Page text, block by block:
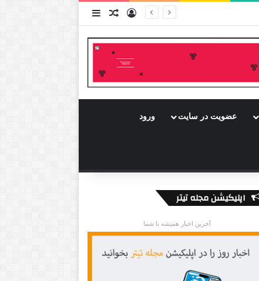
ورودنوشته تصادفی
سایدبار
عضویت در سایت ورود
اپلیکیشن مجله تیتر
آخرین اخبار همیشه با شما